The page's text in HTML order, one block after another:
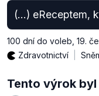
(…) eReceptem,
100 dní do voleb 19.
Zdravotnictví
Tento výrok